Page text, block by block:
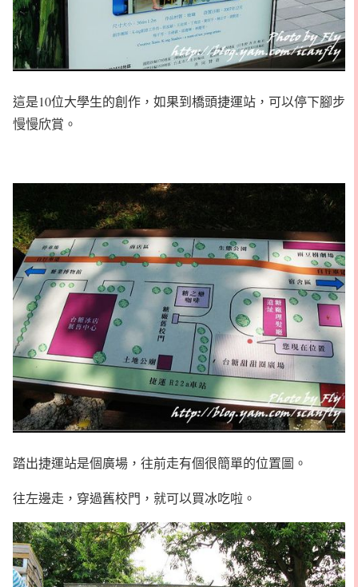
這是10位大學生的創作，如果到橋頭捷運站，可以停下腳步
慢慢欣賞。
踏出捷運站是個廣場，往前走有個很簡單的位置圖。
往左邊走，穿過舊校門，就可以買冰吃啦。